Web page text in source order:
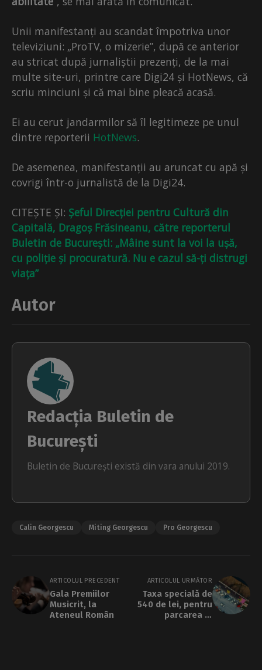
Unii manifestanți au scandat împotriva unor
televiziuni: „ProTV, o mizerie”, după ce anterior
au stricat după jurnaliștii prezenți, de la mai
multe site-uri, printre care Digi24 și HotNews, că
scriu minciuni și că mai bine pleacă acasă.
Ei au cerut jandarmilor să îl legitimeze pe unul
dintre reporterii HotNews.
De asemenea, manifestanții au aruncat cu apă și
covrigi într-o jurnalistă de la Digi24.
CITEȘTE ȘI: Șeful Direcției pentru Cultură din
Capitală, Dragoș Frăsineanu, către reporterul
Buletin de București: „Mâine sunt la voi la ușă,
cu poliție și procuratură. Nu e cazul să-ți distrugi
viața”
Autor
Redacția Buletin de
București
Buletin de București există din vara anului 2019.
Calin Georgescu Miting Georgescu Pro Georgescu
ARTICOLUL PRECEDENT
Gala Premiilor
Musicrit, la
Ateneul Român
ARTICOLUL URMĂTOR
Taxa specială de
540 de lei, pentru
parcarea în